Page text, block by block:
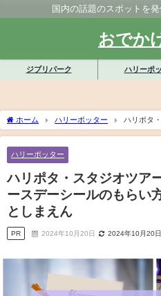
国内の話題のスポットを
おでか
ジブリパーク ハリーポ
ホーム ハリーポッター
ハリポタ
スデーシールのもらい方は？ハリーポッタ
ハリーポッター
ハリポタ・スタジオツア
ースデーシールのもらい
としまえん
PR 2024年10月20日 2024年10月20日